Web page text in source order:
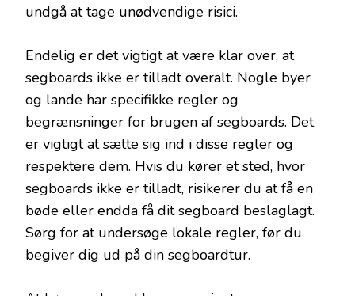
undgå at tage unødvendige risici.
Endelig er det vigtigt at være klar over, at
segboards ikke er tilladt overalt. Nogle byer
og lande har specifikke regler og
begrænsninger for brugen af segboards. Det
er vigtigt at sætte sig ind i disse regler og
respektere dem. Hvis du kører et sted, hvor
segboards ikke er tilladt, risikerer du at få en
bøde eller endda få dit segboard beslaglagt.
Sørg for at undersøge lokale regler, før du
begiver dig ud på din segboardtur.